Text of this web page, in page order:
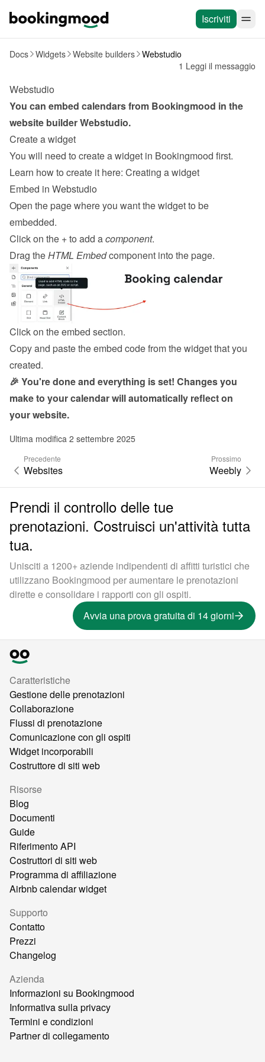
Iscriviti
Docs Widgets Website builders Webstudio
1 Leggi il messaggio
Webstudio
You can embed calendars from Bookingmood in the
website builder Webstudio.
Create a widget
You will need to create a widget in Bookingmood first.
Learn how to create it here: Creating a widget
Embed in Webstudio
Open the page where you want the widget to be
embedded.
Click on the + to add a component.
Drag the HTML Embed component into the page.
Click on the embed section.
Copy and paste the embed code from the widget that you
created.
🎉 You're done and everything is set! Changes you
make to your calendar will automatically reflect on
your website.
Ultima modifica 2 settembre 2025
Precedente
Websites
Prossimo
Weebly
Prendi il controllo delle tue
prenotazioni. Costruisci un'attività tutta
tua.
Unisciti a 1200+ aziende indipendenti di affitti turistici che
utilizzano Bookingmood per aumentare le prenotazioni
dirette e consolidare i rapporti con gli ospiti.
Avvia una prova gratuita di 14 giorni
Caratteristiche
Gestione delle prenotazioni
Collaborazione
Flussi di prenotazione
Comunicazione con gli ospiti
Widget incorporabili
Costruttore di siti web
Risorse
Blog
Documenti
Guide
Riferimento API
Costruttori di siti web
Programma di affiliazione
Airbnb calendar widget
Supporto
Contatto
Prezzi
Changelog
Azienda
Informazioni su Bookingmood
Informativa sulla privacy
Termini e condizioni
Partner di collegamento